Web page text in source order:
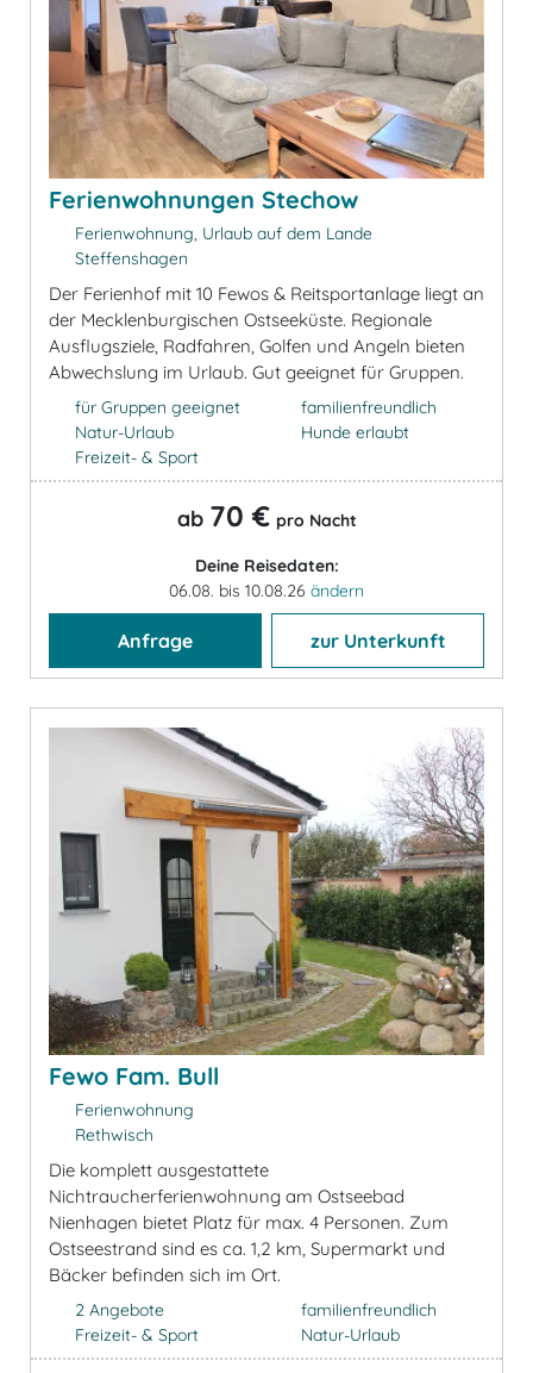
Ferienwohnungen Stechow
Ferienwohnung, Urlaub auf dem Lande
Steffenshagen
Der Ferienhof mit 10 Fewos & Reitsportanlage liegt an
der Mecklenburgischen Ostseeküste. Regionale
Ausflugsziele, Radfahren, Golfen und Angeln bieten
Abwechslung im Urlaub. Gut geeignet für Gruppen.
für Gruppen geeignet
Natur-Urlaub
Freizeit- & Sport
familienfreundlich
Hunde erlaubt
ab 70 € pro Nacht
Deine Reisedaten:
06.08. bis 10.08.26 ändern
Anfrage zur Unterkunft
Fewo Fam. Bull
Ferienwohnung
Rethwisch
Die komplett ausgestattete
Nichtraucherferienwohnung am Ostseebad
Nienhagen bietet Platz für max. 4 Personen. Zum
Ostseestrand sind es ca. 1,2 km, Supermarkt und
Bäcker befinden sich im Ort.
2 Angebote
Freizeit- & Sport
familienfreundlich
Natur-Urlaub